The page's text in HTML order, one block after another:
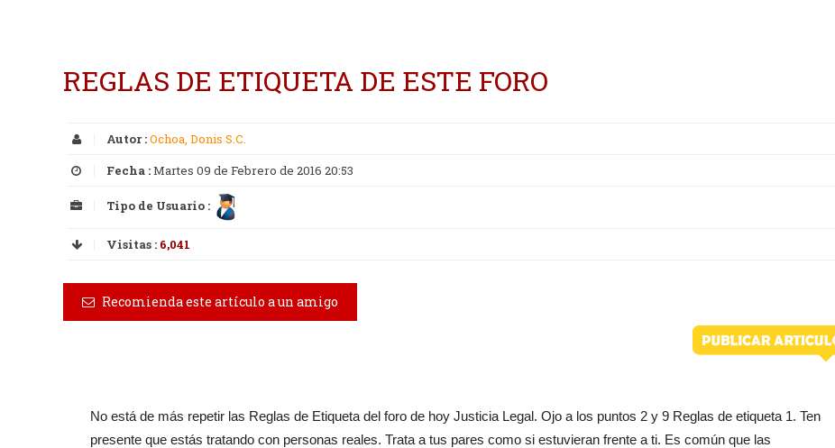
REGLAS DE ETIQUETA DE ESTE FORO
Autor :Ochoa, Donis S.C.
Fecha :Martes 09 de Febrero de 2016 20:53
Tipo de Usuario :
Visitas : 6,041
Recomienda este artículo a un amigo
No está de más repetir las Reglas de Etiqueta del foro de hoy Justicia Legal. Ojo a los puntos 2 y 9 Reglas de etiqueta 1. Ten
presente que estás tratando con personas reales. Trata a tus pares como si estuvieran frente a ti. Es común que las